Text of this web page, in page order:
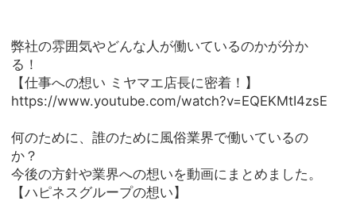
弊社の雰囲気やどんな人が働いているのかが分か
る！
【仕事への想い ミヤマエ店長に密着！】
https://www.youtube.com/watch?v=EQEKMtI4zsE
何のために、誰のために風俗業界で働いているの
か？
今後の方針や業界への想いを動画にまとめました。
【ハピネスグループの想い】